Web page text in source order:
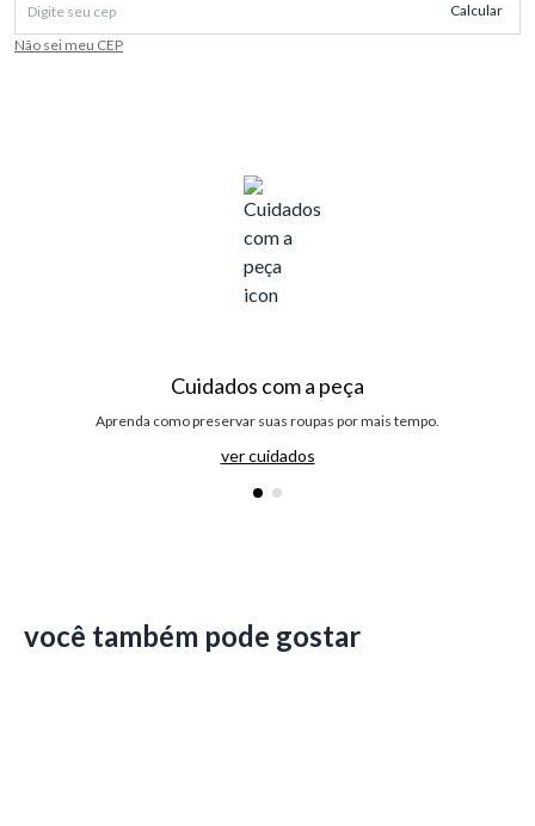
Calcular
Não sei meu CEP
Cuidados com a peça
Aprenda como preservar suas roupas por mais tempo.
ver cuidados
você também pode gostar